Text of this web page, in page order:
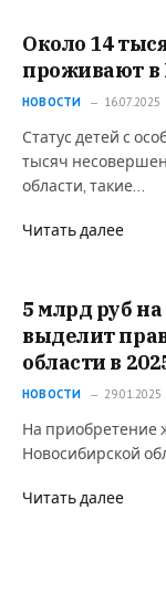
Около 14
проживают в
НОВОСТИ 16.07.2025
Статус детей с
тысяч
области, такие…
Читать далее
5 млрд руб
выделит
области в
НОВОСТИ 29.01.2025
На приобретение
Новосибирской
Читать далее